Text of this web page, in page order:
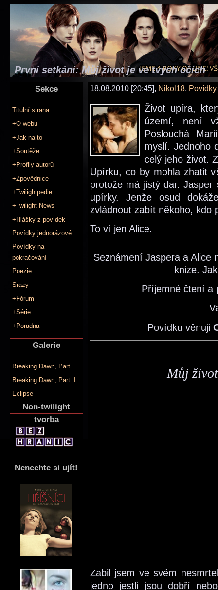
První setkání: Můj život je ve tvých očích
Sekce
Titulní strana
+O webu
+Jak na to
+Soutěže
+Profily autorů
+Zpovědnice
+Twilightpedie
+Twilight News
+Hlášky z povídek
Povídky jednorázové
Povídky na
pokračování
Poezie
Srazy
+Fórum
+Série
+Poradna
Galerie
Breaking Dawn, Part I.
Breaking Dawn, Part II.
Eclipse
Non-twilight
tvorba
Nenechte si ujít!
18.08.2010 [20:45], Nikol18,
Život upíra,
území, není
Poslouchá
myslí. Jednoho
celý jeho život.
Upírku, co by mohla zhatit
protože má jistý dar.
upírky. Jenže osud
zvládnout zabít někoho, kdo
To ví jen Alice.
Seznámení Jaspera a Alice
knize.
Příjemné čtení a
Povídku věnuji
Můj
Zabil jsem ve svém
jedno jestli jsou dobří